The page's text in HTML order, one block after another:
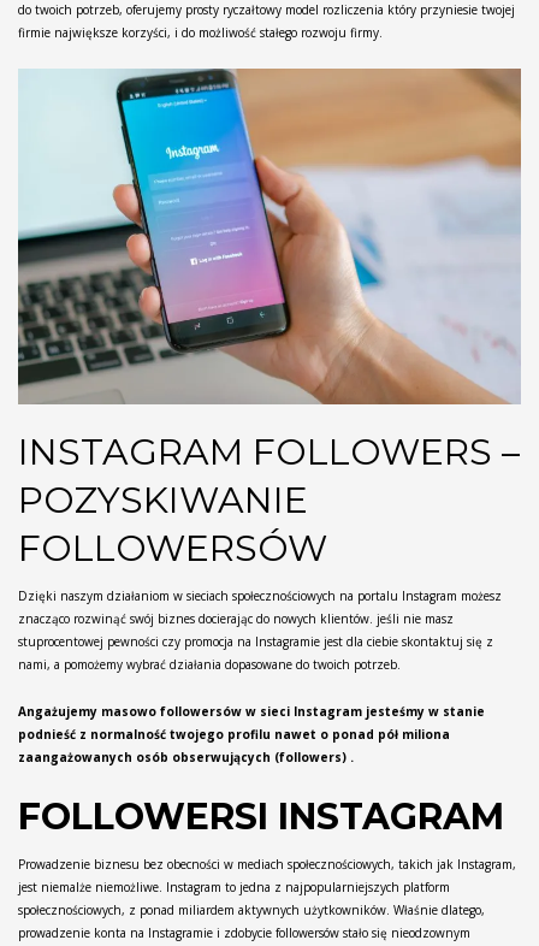
do twoich potrzeb, oferujemy prosty ryczałtowy model rozliczenia który przyniesie twojej
firmie największe korzyści, i do możliwość stałego rozwoju firmy.
INSTAGRAM FOLLOWERS –
POZYSKIWANIE
FOLLOWERSÓW
Dzięki naszym działaniom w sieciach społecznościowych na portalu Instagram możesz
znacząco rozwinąć swój biznes docierając do nowych klientów. jeśli nie masz
stuprocentowej pewności czy promocja na Instagramie jest dla ciebie skontaktuj się z
nami, a pomożemy wybrać działania dopasowane do twoich potrzeb.
Angażujemy masowo followersów w sieci Instagram jesteśmy w stanie
podnieść z normalność twojego profilu nawet o ponad pół miliona
zaangażowanych osób obserwujących (followers) .
FOLLOWERSI INSTAGRAM
Prowadzenie biznesu bez obecności w mediach społecznościowych, takich jak Instagram,
jest niemalże niemożliwe. Instagram to jedna z najpopularniejszych platform
społecznościowych, z ponad miliardem aktywnych użytkowników. Właśnie dlatego,
prowadzenie konta na Instagramie i zdobycie followersów stało się nieodzownym